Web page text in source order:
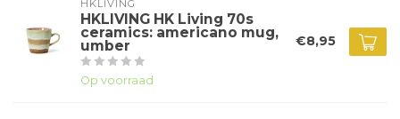
HKLIVING
HKLIVING HK Living 70s
ceramics: americano mug,
umber
Op voorraad
€8,95